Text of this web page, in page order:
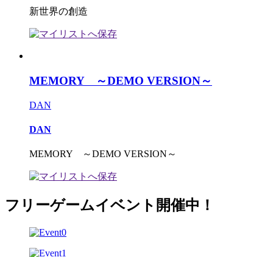
新世界の創造
MEMORY ～DEMO VERSION～
DAN
DAN
MEMORY ～DEMO VERSION～
フリーゲームイベント開催中！